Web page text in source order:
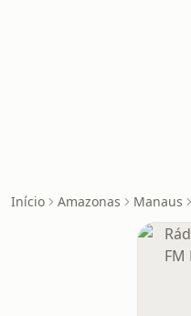
Início Amazonas Manaus